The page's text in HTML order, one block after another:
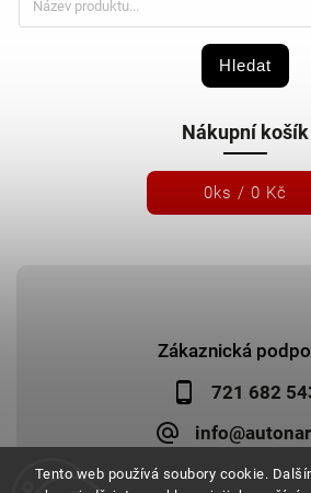
Tento web používá soubory cookie.
Zákaznická
721 682
Hledat
Nákupní košík
0ks / 0 Kč